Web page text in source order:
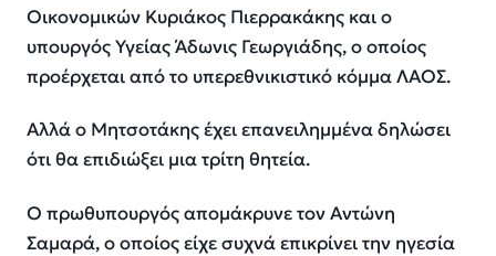
Οικονομικών Κυριάκος Πιερρακάκης και ο
υπουργός Υγείας Άδωνις Γεωργιάδης, ο οποίος
προέρχεται από το υπερεθνικιστικό κόμμα ΛΑΟΣ.
Αλλά ο Μητσοτάκης έχει επανειλημμένα δηλώσει
ότι θα επιδιώξει μια τρίτη θητεία.
Ο πρωθυπουργός απομάκρυνε τον Αντώνη
Σαμαρά, ο οποίος είχε συχνά επικρίνει την ηγεσία